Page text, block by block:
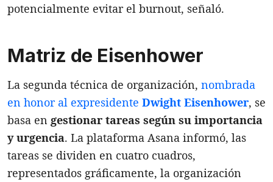
potencialmente evitar el burnout, señaló.
Matriz de Eisenhower
La segunda técnica de organización, nombrada
en honor al expresidente Dwight Eisenhower, se
basa en gestionar tareas según su importancia
y urgencia. La plataforma Asana informó, las
tareas se dividen en cuatro cuadros,
representados gráficamente, la organización